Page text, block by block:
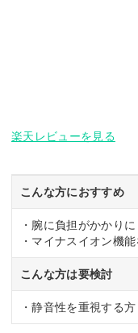
楽天レビューを見る
こんな方におすすめ
・腕に負担がかかり
・マイナスイオン機
こんな方は要検討
・静音性を重視する方